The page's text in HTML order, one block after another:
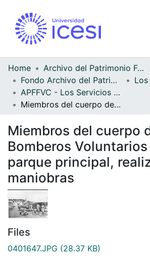
Home
Archivo del Patrimonio Fotográfico y Fílmico del Valle del Cauca
Fondo Archivo del Patrimonio Fotográfico y Fílmico del Valle del Cauca
APFFVC - Los Servicios Públicos - Patrimonial
Miembros del cuerpo de Bomberos Voluntarios en el parque principal, realizando maniobras
Miembros del cuerpo
Bomberos Voluntarios
parque principal,
maniobras
Files
0401647.JPG (28.37 KB)